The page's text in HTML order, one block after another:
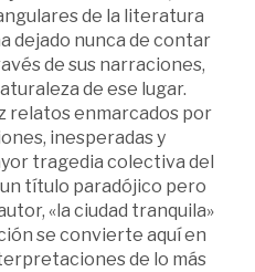
de la literatura
dejado nunca de contar
de sus narraciones,
de ese lugar.
relatos enmarcados por
inesperadas y
tragedia colectiva del
un título paradójico pero
«la ciudad tranquila»
se convierte aquí en
de lo más